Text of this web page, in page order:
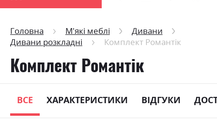
Головна М'які меблі
Дивани
Дивани розкладні
Комплект Романтік
Комплект Романтік
ВСЕ ХАРАКТЕРИСТИКИ ВІДГУКИ